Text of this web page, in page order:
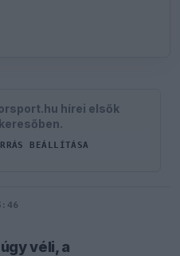
hírei elsők
BEÁLLÍTÁSA
véli, a